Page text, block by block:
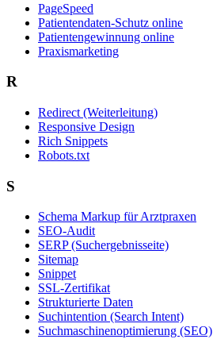
PageSpeed
Patientendaten-Schutz online
Patientengewinnung online
Praxismarketing
R
Redirect (Weiterleitung)
Responsive Design
Rich Snippets
Robots.txt
S
Schema Markup für Arztpraxen
SEO-Audit
SERP (Suchergebnisseite)
Sitemap
Snippet
SSL-Zertifikat
Strukturierte Daten
Suchintention (Search Intent)
Suchmaschinenoptimierung (SEO)